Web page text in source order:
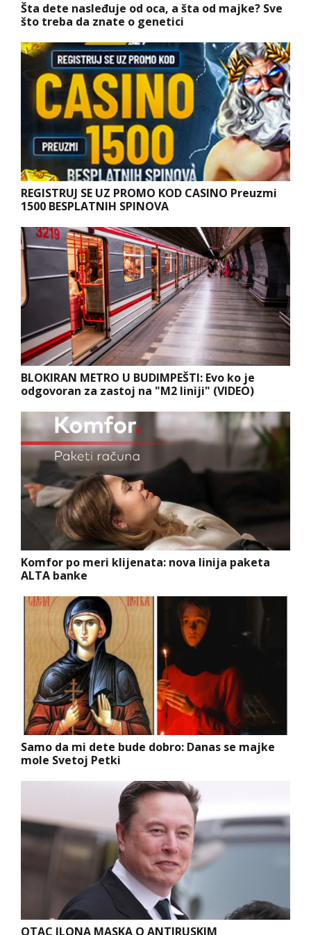
Šta dete nasleđuje od oca, a šta od majke? Sve
što treba da znate o genetici
REGISTRUJ SE UZ PROMO KOD CASINO Preuzmi
1500 BESPLATNIH SPINOVA
BLOKIRAN METRO U BUDIMPEŠTI: Evo ko je
odgovoran za zastoj na "M2 liniji" (VIDEO)
Komfor po meri klijenata: nova linija paketa
ALTA banke
Samo da mi dete bude dobro: Danas se majke
mole Svetoj Petki
OTAC ILONA MASKA O ANTIRUSKIM